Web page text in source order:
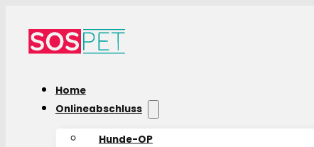
Home
Onlineabschluss
Hunde-OP